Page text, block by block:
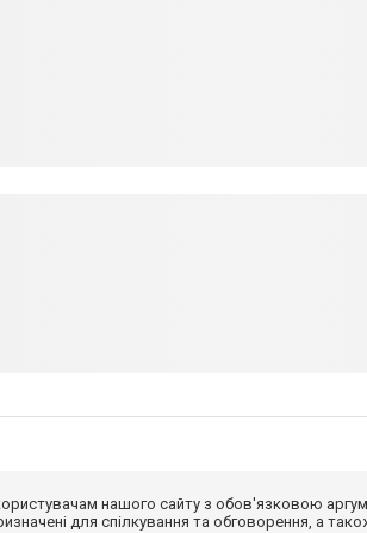
нашого сайту з обов'язковою
для спілкування та обговорення, а